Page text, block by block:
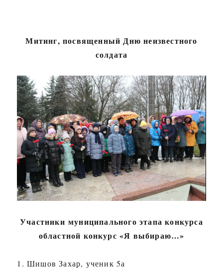
Митинг, посвященный Дню неизвестного
солдата
Участники муниципального этапа конкурса
областной конкурс «Я выбираю…»
1. Шишов Захар, ученик 5а